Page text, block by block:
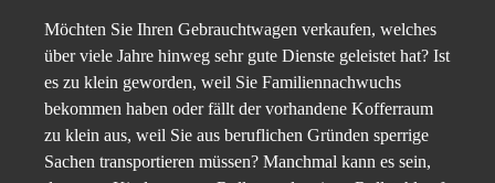
Möchten Sie Ihren Gebrauchtwagen verkaufen, welches
über viele Jahre hinweg sehr gute Dienste geleistet hat? Ist
es zu klein geworden, weil Sie Familiennachwuchs
bekommen haben oder fällt der vorhandene Kofferraum
zu klein aus, weil Sie aus beruflichen Gründen sperrige
Sachen transportieren müssen? Manchmal kann es sein,